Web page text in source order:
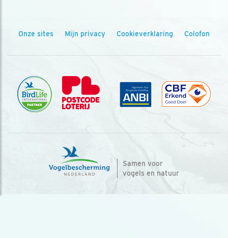
Onze sites Mijn privacy Cookieverklaring Colofon
Samen voor
vogels en natuur